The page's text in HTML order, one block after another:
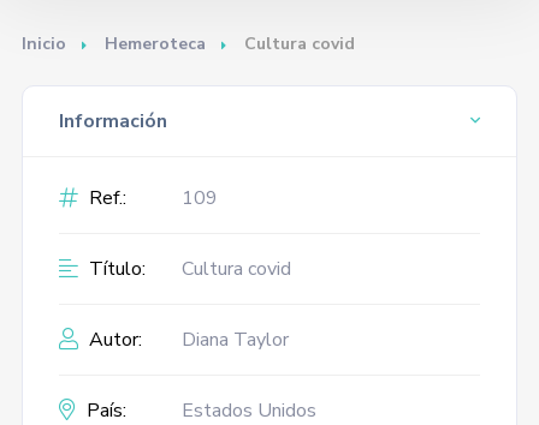
Inicio Hemeroteca Cultura covid
Información
Ref.: 109
Título: Cultura covid
Autor: Diana Taylor
País: Estados Unidos